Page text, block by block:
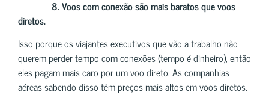
8.Voos com conexão são mais baratos que voos
diretos.
Isso porque os viajantes executivos que vão a trabalho não
querem perder tempo com conexões (tempo é dinheiro), então
eles pagam mais caro por um voo direto. As companhias
aéreas sabendo disso têm preços mais altos em voos diretos.